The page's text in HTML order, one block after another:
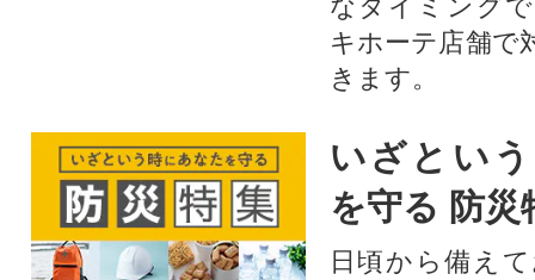
なタイミング
キホーテ店舗で
きます。
いざとい
を守る 防災
日頃から備え